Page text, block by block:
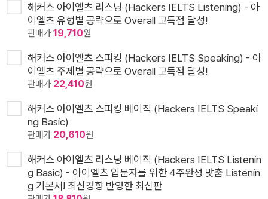
해커스 아이엘츠 리스닝 (Hackers IELTS Listening) - 아
이엘츠 유형별 공략으로 Overall 고득점 달성!
판매가19,710원
해커스 아이엘츠 스피킹 (Hackers IELTS Speaking) - 아
이엘츠 주제별 공략으로 Overall 고득점 달성!
판매가 22,410원
해커스 아이엘츠 스피킹 베이직 (Hackers IELTS Speaki
ng Basic)
판매가 20,610원
해커스 아이엘츠 리스닝 베이직 (Hackers IELTS Listenin
g Basic) - 아이엘츠 입문자를 위한 4주완성 맞춤 Listenin
g 기본서! 최신경향 반영한 최신판